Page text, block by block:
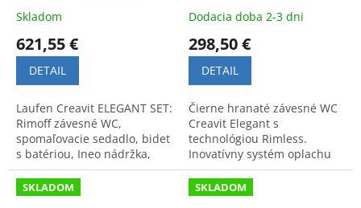
Skladom
621,55 €
DETAIL
Laufen Creavit ELEGANT SET:
Rimoff závesné WC,
spomaľovacie sedadlo, bidet
s batériou, Ineo nádržka,
biele tlačidlo a zvuková
izolácia. Moderný a čistý
dizajn.
Dodacia doba 2-3 dni
298,50 €
DETAIL
Čierne hranaté závesné WC
Creavit Elegant s
technológiou Rimless.
Inovatívny systém oplachu
pre maximálnu hygienu a
čistotu. Moderný dizajn a
vysoká kvalita.
SKLADOM SKLADOM